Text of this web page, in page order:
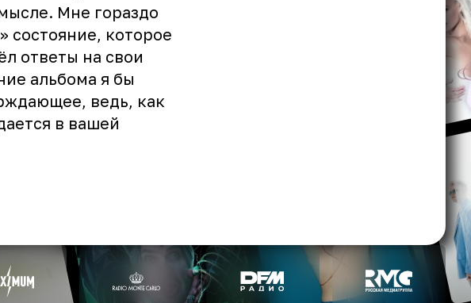
Мне гораздо
состояние, которое
ответы на свои
альбома я бы
ведь, как
в вашей